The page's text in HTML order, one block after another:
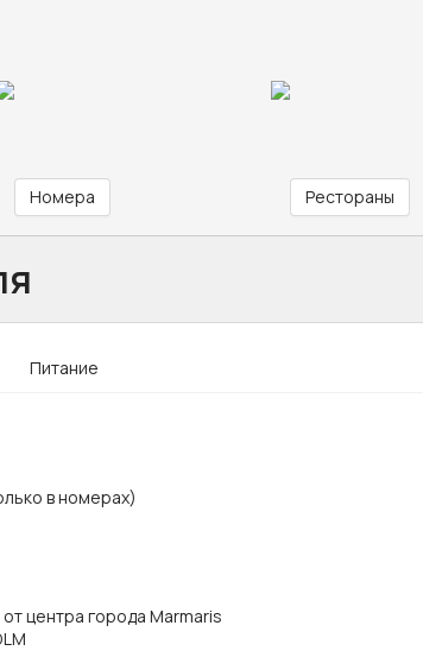
Номера Рестораны
Питание
в номерах)
центра города Marmaris